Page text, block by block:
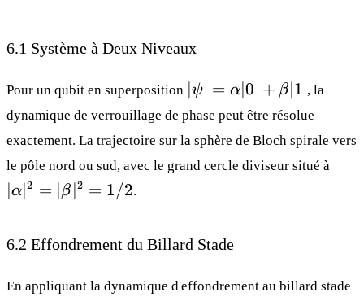
6.1 Système à Deux Niveaux
Pour un qubit en superposition |ψ~
=
α|0~
+
β|1~
∣ψ = α∣0 + β∣1 , la
dynamique de verrouillage de phase peut être résolue
exactement. La trajectoire sur la sphère de Bloch spirale vers
le pôle nord ou sud, avec le grand cercle diviseur situé à
∣α∣2 = ∣β ∣2 = 1/2.
6.2 Effondrement du Billard Stade
En appliquant la dynamique d'effondrement au billard stade